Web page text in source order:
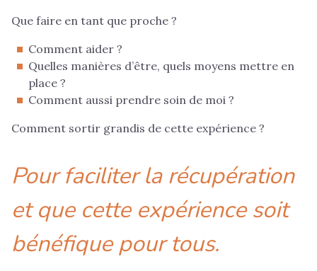
Que faire en tant que proche ?
Comment aider ?
Quelles manières d’être, quels moyens mettre en
place ?
Comment aussi prendre soin de moi ?
Comment sortir grandis de cette expérience ?
Pour faciliter la récupération
et que cette expérience soit
bénéfique pour tous.